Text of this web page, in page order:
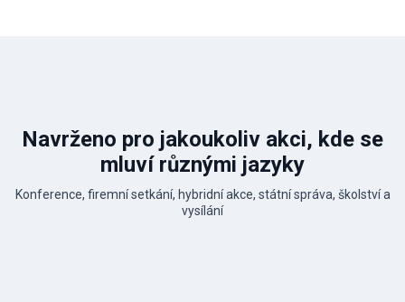
Navrženo pro jakoukoliv akci, kde se
mluví různými jazyky
Konference, firemní setkání, hybridní akce, státní správa, školství a
vysílání